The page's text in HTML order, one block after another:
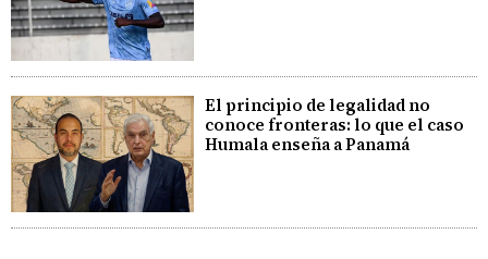
El principio de legalidad no
conoce fronteras: lo que el caso
Humala enseña a Panamá